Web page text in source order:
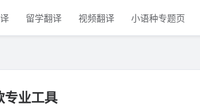
留学翻译 视频翻译 小语种专题页
专业工具